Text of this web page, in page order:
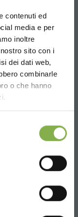
contenuti ed
media e per
inoltre
sito con i
dei dati web,
combinarle
o che hanno
and your
experience
subito
*
tuoi acquisti
in fase di